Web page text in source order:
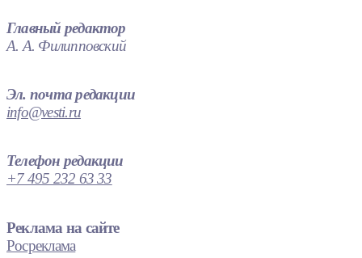
Главный редактор
А. А. Филипповский
Эл. почта редакции
info@vesti.ru
Телефон редакции
+7 495 232 63 33
Реклама на сайте
Росреклама